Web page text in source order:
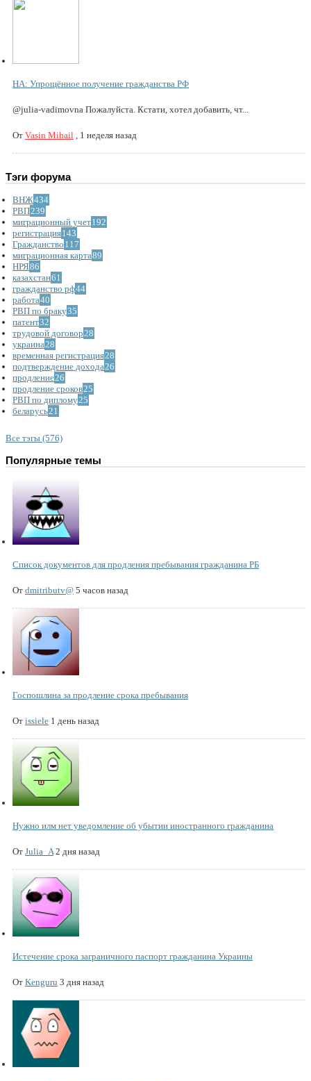
НА: Упрощённое получение гражданства РФ
@julia-vadimovna Пожалуйста. Кстати, хотел добавить, чт...
От Vasin Mihail 1 неделя назад
Тэги форума
ВНЖ434
РВП239
миграционный учет192
регистрация143
Гражданство 117
миграционная карта89
НРЯ86
казахстан61
гражданство рф44
работа40
РВП по браку35
патент32
трудовой договор28
украина28
временная регистрация28
подтверждение дохода26
продление26
продление сроков25
РВП по диплому25
беларусь21
Все тэгы (576)
Популярные темы
Список документов для продления пребывания гражданина РБ
От dmitributv@ 5 часов назад
Госпошлина за продление срока пребывания
От issiele 1 день назад
Нужно илм нет уведомление об убытии иностранного гражданина
От Julia_A 2 дня назад
Истечение срока заграничного паспорт гражданина Украины
От Kenguru 3 дня назад